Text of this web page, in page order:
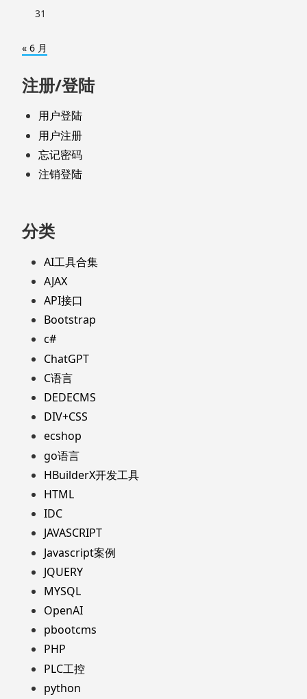
31
« 6 月
注册/登陆
用户登陆
用户注册
忘记密码
注销登陆
分类
AI工具合集
AJAX
API接口
Bootstrap
c#
ChatGPT
C语言
DEDECMS
DIV+CSS
ecshop
go语言
HBuilderX开发工具
HTML
IDC
JAVASCRIPT
Javascript案例
JQUERY
MYSQL
OpenAI
pbootcms
PHP
PLC工控
python